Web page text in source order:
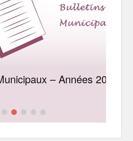
– Années 2011 /